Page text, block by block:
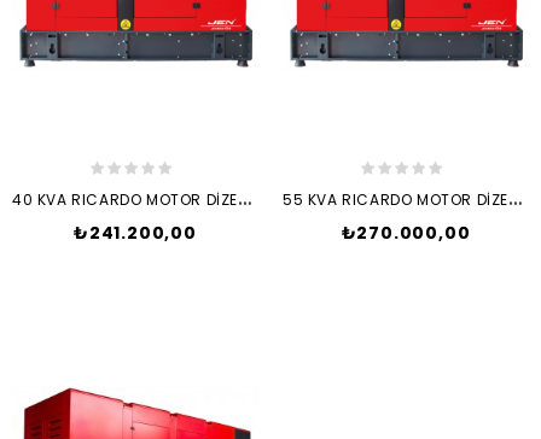
4
0 KVA RICARDO MOTOR DİZEL JENERATÖR SET + ATS
₺241.200,00
5
5 KVA RICARDO MOTOR DİZEL JENERATÖR SET + ATS
₺270.000,00